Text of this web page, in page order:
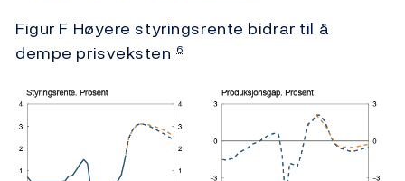
Figur F Høyere styringsrente bidrar til å
dempe prisveksten 6